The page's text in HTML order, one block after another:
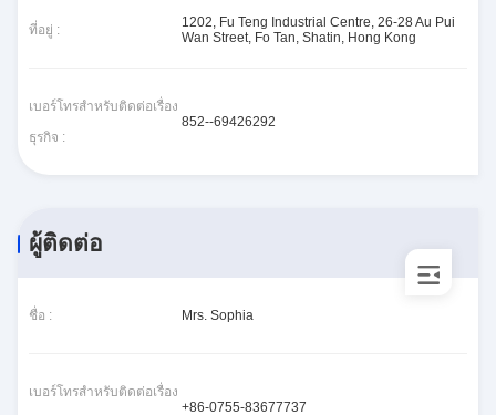
ที่อยู่ :
1202, Fu Teng Industrial Centre, 26-28 Au Pui
Wan Street, Fo Tan, Shatin, Hong Kong
เบอร์โทรสำหรับติดต่อเรื่อง
ธุรกิจ :
852--69426292
ผู้ติดต่อ
ชื่อ : Mrs. Sophia
เบอร์โทรสำหรับติดต่อเรื่อง
+86-0755-83677737